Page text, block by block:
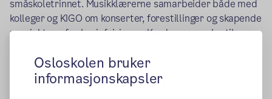
Osloskolen bruker
informasjonskapsler
småskoletrinnet. Musikklærerne samarbeider både med
kolleger og KIGO om konserter, forestillinger og skapende
prosjekter – fra Luciafeiring og Kardemomme by til
Samarbeid med kulturlivet